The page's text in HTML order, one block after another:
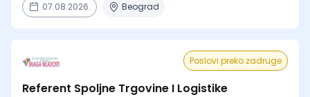
07.08.2026. Beograd
Poslovi preko zadruge
Referent Spoljne Trgovine I Logistike